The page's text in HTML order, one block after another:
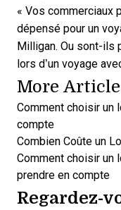
« Vos commerciaux
dépensé pour un
Milligan. Ou sont-ils
lors d’un voyage
More
Comment choisir un
compte
Combien Coûte un
Comment choisir un
prendre en compte
Regardez-